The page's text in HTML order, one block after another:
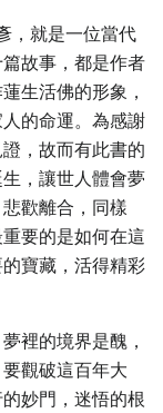
，就是一位當代
故事，都是作者
生活佛的形象，
的命運。為感謝
，故而有此書的
，讓世人體會夢
歡離合，同樣
要的是如何在這
寶藏，活得精彩
裡的境界是醜，
觀破這百年大
妙門，迷悟的根